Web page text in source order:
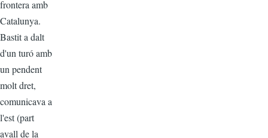
frontera amb
Catalunya.
Bastit a dalt
d'un turó amb
un pendent
molt dret,
comunicava a
l'est (part
avall de la